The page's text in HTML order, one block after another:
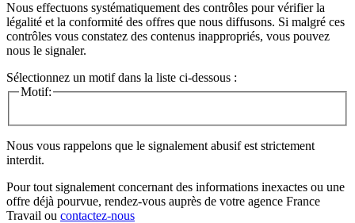
Nous effectuons systématiquement des contrôles pour vérifier la
légalité et la conformité des offres que nous diffusons. Si malgré ces
contrôles vous constatez des contenus inappropriés, vous pouvez
nous le signaler.
Sélectionnez un motif dans la liste ci-dessous :
Motif:
Nous vous rappelons que le signalement abusif est strictement
interdit.
Pour tout signalement concernant des informations inexactes ou une
offre déjà pourvue, rendez-vous auprès de votre agence France
Travail ou contactez-nous